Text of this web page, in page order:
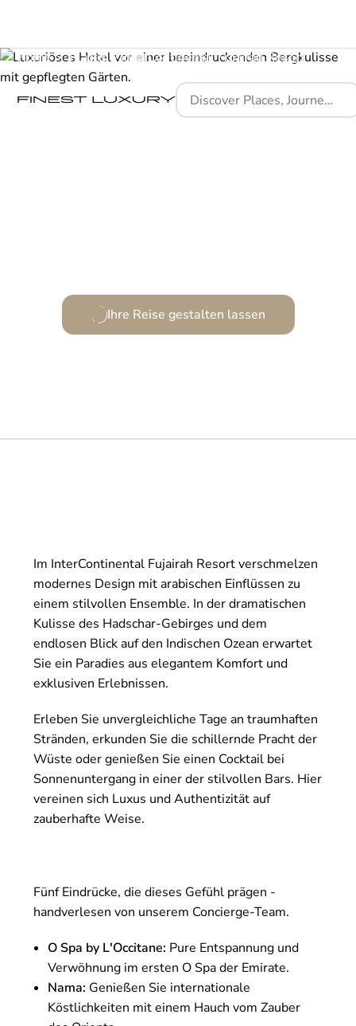
Home Places InterContinental Fujairah Resort
Ihre Reise gestalten lassen
Im InterContinental Fujairah Resort verschmelzen
modernes Design mit arabischen Einflüssen zu
einem stilvollen Ensemble. In der dramatischen
Kulisse des Hadschar-Gebirges und dem
endlosen Blick auf den Indischen Ozean erwartet
Sie ein Paradies aus elegantem Komfort und
exklusiven Erlebnissen.
Erleben Sie unvergleichliche Tage an traumhaften
Stränden, erkunden Sie die schillernde Pracht der
Wüste oder genießen Sie einen Cocktail bei
Sonnenuntergang in einer der stilvollen Bars. Hier
vereinen sich Luxus und Authentizität auf
zauberhafte Weise.
Fünf Eindrücke, die dieses Gefühl prägen -
handverlesen von unserem Concierge-Team.
O Spa by L'Occitane: Pure Entspannung und
Verwöhnung im ersten O Spa der Emirate.
Nama: Genießen Sie internationale
Köstlichkeiten mit einem Hauch vom Zauber